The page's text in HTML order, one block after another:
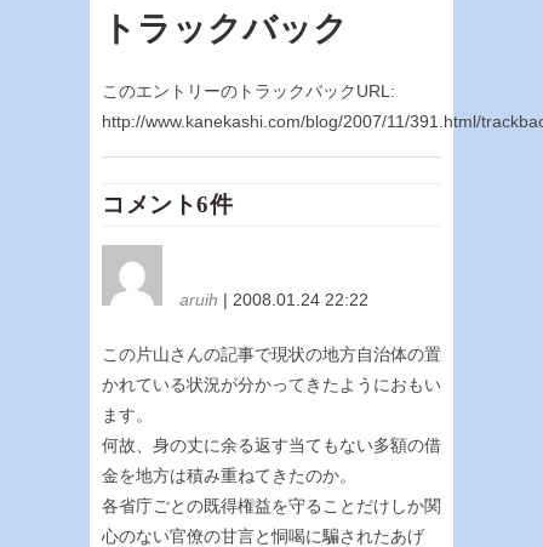
トラックバック
このエントリーのトラックバックURL:
http://www.kanekashi.com/blog/2007/11/391.html/
コメント6件
aruih | 2008.01.24 22:22
この片山さんの記事で現状の地方自治体の置
かれている状況が分かってきたようにおもい
ます。
何故、身の丈に余る返す当てもない多額の借
金を地方は積み重ねてきたのか。
各省庁ごとの既得権益を守ることだけしか関
心のない官僚の甘言と恫喝に騙されたあげ